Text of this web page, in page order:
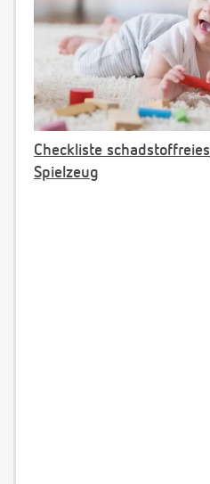
Checkliste schadstoffreies
Spielzeug